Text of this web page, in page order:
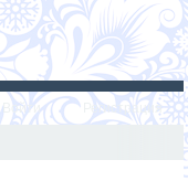
Войти Регистрация